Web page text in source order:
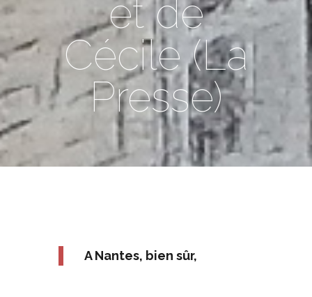
et de
Cécile (La
Presse)
A Nantes, bien sûr,